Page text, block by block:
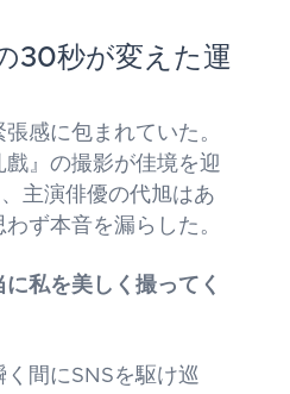
30秒が変えた運
感に包まれていた。
』の撮影が佳境を迎
主演俳優の代旭はあ
ず本音を漏らした。
に私を美しく撮ってく
間にSNSを駆け巡